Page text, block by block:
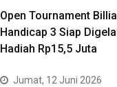
Open Tournament
Handicap 3 Siap
Hadiah Rp15,5 Juta
Jumat, 12 Juni 2026